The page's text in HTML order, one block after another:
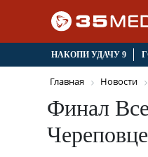
НАКОПИ УДАЧУ 9
Главная Новости
Финал
Череповце